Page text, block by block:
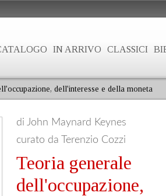
IN ARRIVO CLASSICI
dell'interesse e della moneta
di John Maynard Keynes
curato da Terenzio Cozzi
Teoria generale
dell'occupazione,